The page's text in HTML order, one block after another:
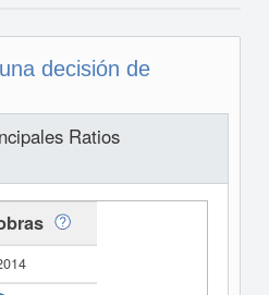
decisión de
Ratios